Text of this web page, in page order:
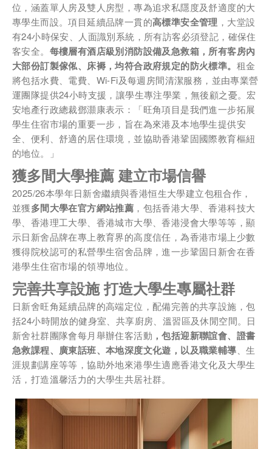
電郵*
電話
國家/地區
感興趣範疇(可多選)*
1.租務資訊 ​​
2.住客活動及福利
注意: 您在此電子表格所提供的個人資料將會用作市場推廣(包括
直接銷售)及其他有關用途。
*我已閱讀並同意日新舍私隱政策。
您可隨時向我們申明是否願意繼續接收推廣電郵：
1. 如欲取消收取推廣，請從我們的電郵推廣按下「取消訂閱」連結，或
位，涵蓋單人房及雙人房型，專為追求私隱度及舒適度的大
專學生而設。項目延續品牌一貫的高標準安全管理 ，大堂設
有24小時保安、人面識別系統，所有訪客必須登記，確保住
客安全。 每樓層有酒店級別消防設備及急救箱，所有客房內
大部份訂製傢俬、床褥，均符合政府規定的防火標準。 租金
將包括水費、電費、Wi-Fi及每週房間清潔服務，並由專業營
運團隊提供24小時支援，讓學生專注學業，無後顧之憂。宏
安地產行政總裁鄧灝康表示：「旺角項目是我們進一步拓展
學生住宿市場的重要一步，旨在為來港及本地學生提供安
全、便利、舒適的居住環境，並協助香港鞏固國際教育樞紐
的地位。」
獲多間大學推薦 建立市場信譽
2025/26本學年日新舍繼續與香港恒生大學建立包租合作，
並獲多間大學在官方網站推薦 ，包括香港大學、香港科技大
學、香港理工大學、香港城市大學、香港浸會大學等等，顯
示日新舍品牌在專上教育界的高度信任，為香港市場上少數
獲得院校認可的私營學生宿舍品牌，進一步鞏固日新舍在香
港學生住宿市場的領導地位。
完善共享設施 打造大學生專屬社群
日新舍旺角延續品牌的高端定位，配備完善的共享設施，包
括24小時開放的健身室、共享廚房、溫習區及休閒空間。日
新舍社群團隊會每月舉辦住客活動 ，包括迎新聯誼會、證書
急救課程、廣東話班、本地深度文化遊， 以及職業輔導 、生
涯規劃講座等等，協助外地來港學生適應香港文化及大學生
活，打造溫馨活力的大學生共居社群。